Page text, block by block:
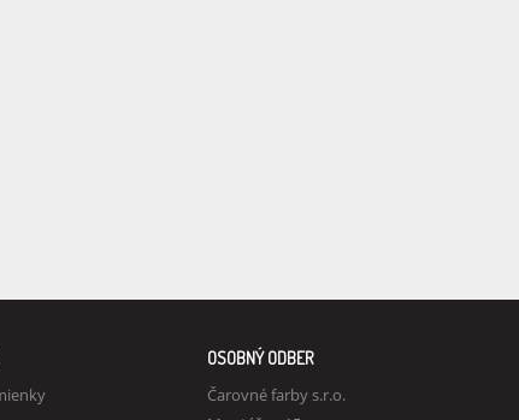
OSOBNÝ ODBER
Čarovné farby s.r.o.